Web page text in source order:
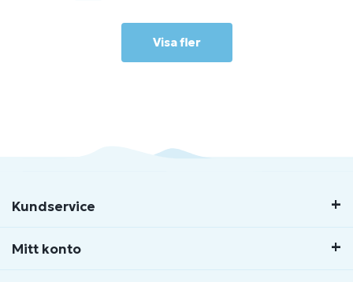
Visa fler
Kundservice
Mitt konto